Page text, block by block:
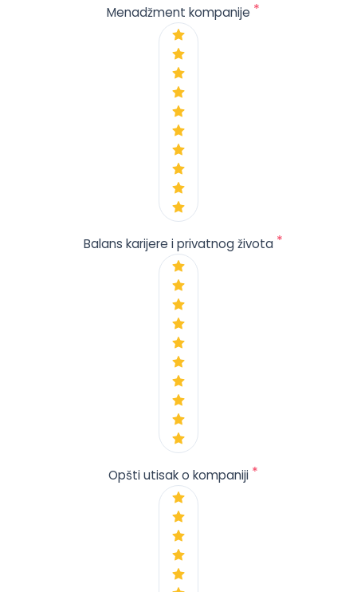
Menadžment kompanije *
Balans karijere i privatnog života *
Opšti utisak o kompaniji *